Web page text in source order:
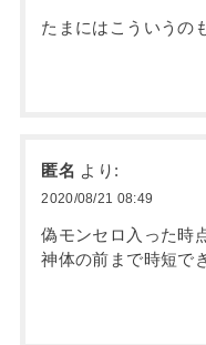
たまにはこういう
匿名 より:
2020/08/21 08:49
偽モンセロ入った時
神体の前まで時短で